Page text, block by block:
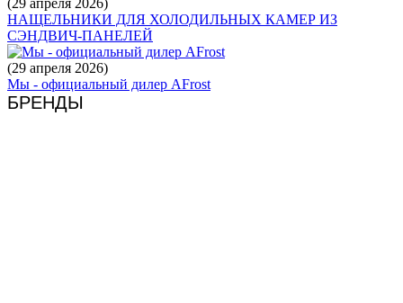
(29 апреля 2026)
НАЩЕЛЬНИКИ ДЛЯ ХОЛОДИЛЬНЫХ КАМЕР ИЗ
СЭНДВИЧ-ПАНЕЛЕЙ
(29 апреля 2026)
Мы - официальный дилер AFrost
БРЕНДЫ